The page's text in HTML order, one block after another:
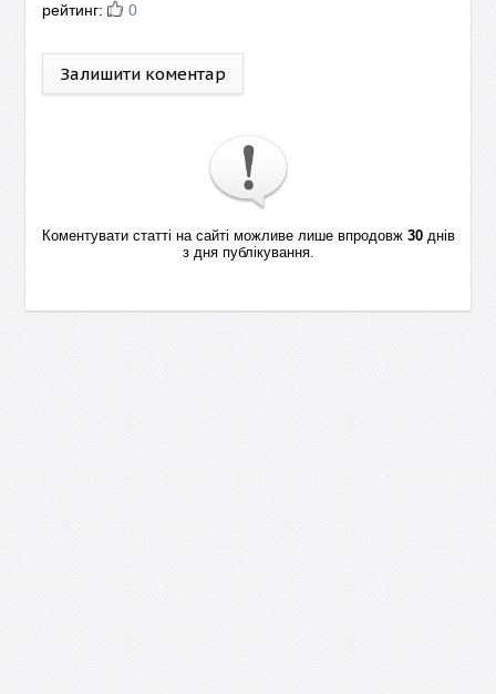
рейтинг: 0
Залишити коментар
Коментувати статті на сайті можливе лише впродовж 30днів
з дня публікування.